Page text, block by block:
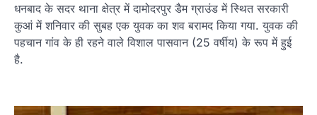
धनबाद के सदर थाना क्षेत्र में दामोदरपुर डैम ग्राउंड में स्थित सरकारी
कुआं में शनिवार की सुबह एक युवक का शव बरामद किया गया. युवक की
पहचान गांव के ही रहने वाले विशाल पासवान (25 वर्षीय) के रूप में हुई
है.